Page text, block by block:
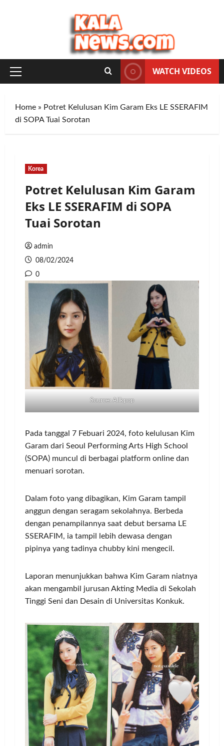
Primary
WATCH VIDEOS
Home » Potret Kelulusan Kim Garam Eks LE SSERAFIM
di SOPA Tuai Sorotan
Korea
Potret Kelulusan Kim Garam
Eks LE SSERAFIM di SOPA
Tuai Sorotan
admin
08/02/2024
0
Source: Allkpop
Pada tanggal 7 Febuari 2024, foto kelulusan Kim
Garam dari Seoul Performing Arts High School
(SOPA) muncul di berbagai platform online dan
menuari sorotan.
Dalam foto yang dibagikan, Kim Garam tampil
anggun dengan seragam sekolahnya. Berbeda
dengan penampilannya saat debut bersama LE
SSERAFIM, ia tampil lebih dewasa dengan
pipinya yang tadinya chubby kini mengecil.
Laporan menunjukkan bahwa Kim Garam niatnya
akan mengambil jurusan Akting Media di Sekolah
Tinggi Seni dan Desain di Universitas Konkuk.